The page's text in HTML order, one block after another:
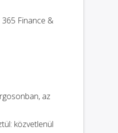
Finance &
az
közvetlenül